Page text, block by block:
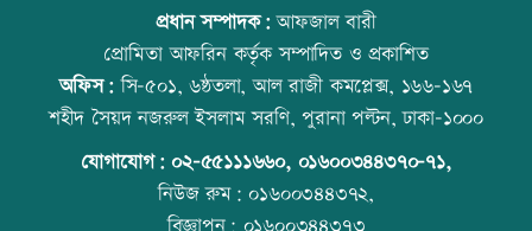
সব শর্ত মেনে নিলে হরমুজ খুলবো: ইরান
কোরআন-হাদিসে নামাজ না পড়ার শাস্তি
প্রধান সম্পাদক:আফজাল বারী
প্রোমিতা আফরিন কর্তৃক সম্পাদিত ও প্রকাশিত
অফিস:সি-৫০১, ৬ষ্ঠতলা, আল রাজী কমপ্লেক্স, ১৬৬-১৬৭
শহীদ সৈয়দ নজরুল ইসলাম সরণি, পুরানা পল্টন, ঢাকা-১০০০
যোগাযোগ: ০২-৫৫১১১৬৬০, ০১৬০০৩৪৪৩৭০-৭১,
নিউজ রুম:০১৬০০৩৪৪৩৭২,